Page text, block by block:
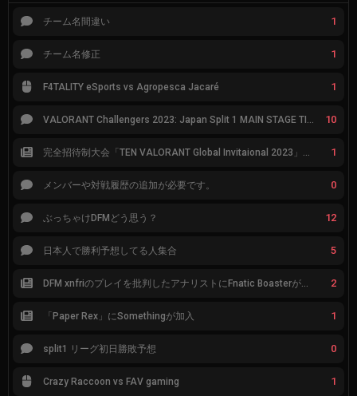
チーム名間違い 1
チーム名修正 1
F4TALITY eSports vs Agropesca Jacaré 1
10
1
メンバーや対戦履歴の追加が必要です。 0
ぶっちゃけDFMどう思う？ 12
日本人で勝利予想してる人集合 5
DFM xnfriのプレイを批判したアナリストにFnatic Boasterが反応「DFMは仕組みの強化が必要なだけ」 2
「Paper Rex」にSomethingが加入 1
split1 リーグ初日勝敗予想 0
Crazy Raccoon vs FAV gaming 1